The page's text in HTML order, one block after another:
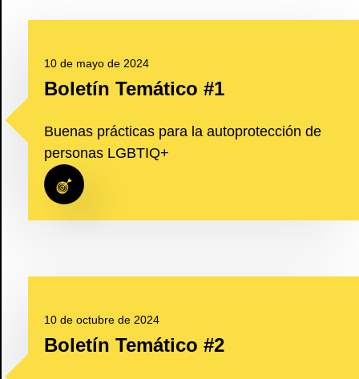
10 de mayo de 2024
Boletín Temático #1
Buenas prácticas para la autoprotección de
personas LGBTIQ+
10 de octubre de 2024
Boletín Temático #2